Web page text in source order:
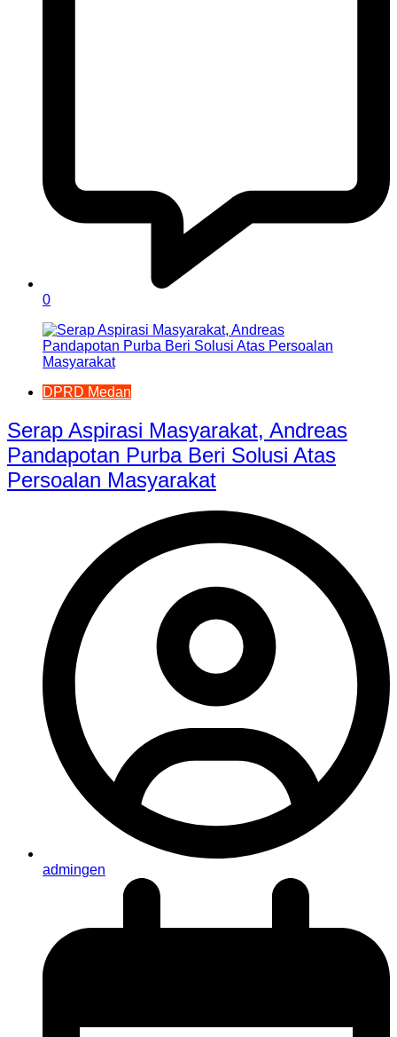
0
DPRD Medan
Serap Aspirasi Masyarakat, Andreas
Pandapotan Purba Beri Solusi Atas
Persoalan Masyarakat
admingen